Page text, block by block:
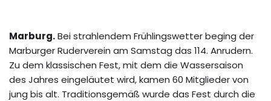
Marburg.Bei strahlendem Frühlingswetter beging der
Marburger Ruderverein am Samstag das 114. Anrudern.
Zu dem klassischen Fest, mit dem die Wassersaison
des Jahres eingeläutet wird, kamen 60 Mitglieder von
jung bis alt. Traditionsgemäß wurde das Fest durch die